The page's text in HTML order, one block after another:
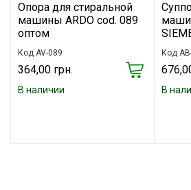
Опора для стиральной
машины ARDO cod. 089
оптом
Код AV-089
364,00 грн.
В наличии
Код
В